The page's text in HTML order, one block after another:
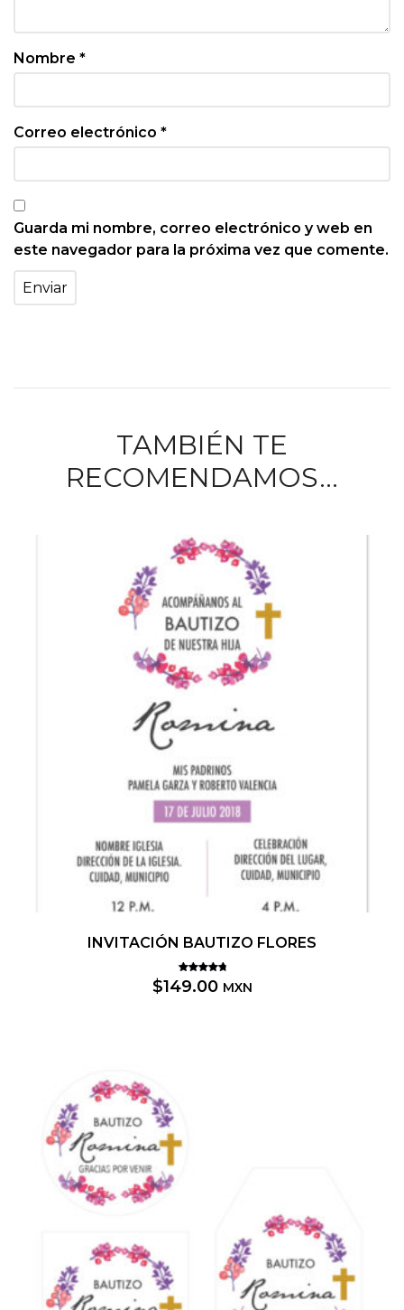
Nombre *
Correo electrónico *
Guarda mi nombre, correo electrónico y web en
este navegador para la próxima vez que comente.
TAMBIÉN TE
RECOMENDAMOS…
INVITACIÓN BAUTIZO FLORES
Valorado
con
5.00 de 5
$149.00 MXN